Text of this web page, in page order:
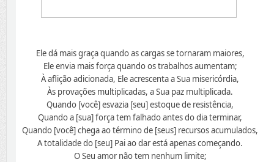
Ele dá mais graça quando as cargas se tornaram maiores,
Ele envia mais força quando os trabalhos aumentam;
À aflição adicionada, Ele acrescenta a Sua misericórdia,
Às provações multiplicadas, a Sua paz multiplicada.
Quando [você] esvazia [seu] estoque de resistência,
Quando a [sua] força tem falhado antes do dia terminar,
Quando [você] chega ao término de [seus] recursos acumulados,
A totalidade do [seu] Pai ao dar está apenas começando.
O Seu amor não tem nenhum limite;